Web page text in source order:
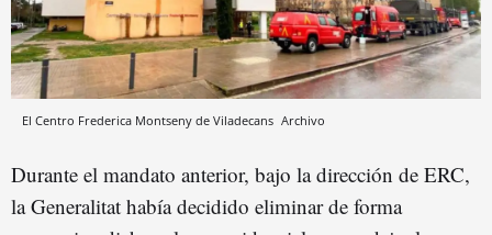
El Centro Frederica Montseny de Viladecans Archivo
Durante el mandato anterior, bajo la dirección de ERC,
la Generalitat había decidido eliminar de forma